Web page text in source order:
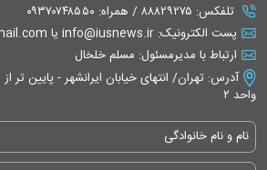
تلفکس: ۸۸۸۲۹۲۷۵ / همراه: ۰۹۳۷۰۷۴۸۵۵۰
پست الکترونیک: info@iusnews.ir یا eiusnews@gmail.com
ارتباط با مدیرمسئول: مسلم خلخال
واحد ۲